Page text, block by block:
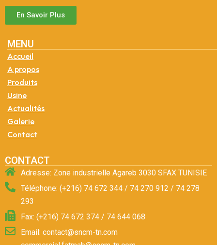
En Savoir Plus
MENU
Accueil
A propos
Produits
Usine
Actualités
Galerie
Contact
CONTACT
Adresse: Zone industrielle Agareb 3030 SFAX TUNISIE
Téléphone: (+216) 74 672 344 / 74 270 912 / 74 278
293
Fax: (+216) 74 672 374 / 74 644 068
Email: contact@sncm-tn.com